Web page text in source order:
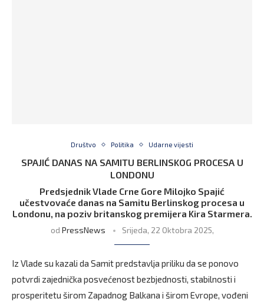
Društvo Politika Udarne vijesti
SPAJIĆ DANAS NA SAMITU BERLINSKOG PROCESA U
LONDONU
Predsjednik Vlade Crne Gore Milojko Spajić
učestvovaće danas na Samitu Berlinskog procesa u
Londonu, na poziv britanskog premijera Kira Starmera.
od PressNews Srijeda, 22 Oktobra 2025,
Iz Vlade su kazali da Samit predstavlja priliku da se ponovo
potvrdi zajednička posvećenost bezbjednosti, stabilnosti i
prosperitetu širom Zapadnog Balkana i širom Evrope, vođeni